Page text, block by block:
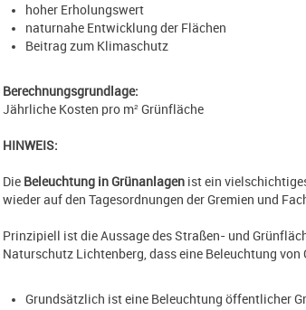
hoher Erholungswert
naturnahe Entwicklung der Flächen
Beitrag zum Klimaschutz
Berechnungsgrundlage:
Jährliche Kosten pro m² Grünfläche
HINWEIS:
Die Beleuchtung in Grünanlagen ist ein
wieder auf den Tagesordnungen der Gremien und
Prinzipiell ist die Aussage des Straßen- und
Naturschutz Lichtenberg, dass eine Beleuchtung
Grundsätzlich ist eine Beleuchtung öffentlicher